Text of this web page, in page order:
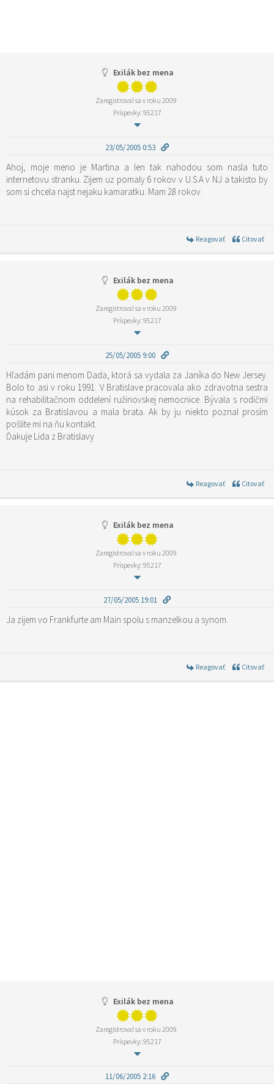
Exilák bez mena
Zaregistroval sa v roku 2009
Príspevky: 95217
23/05/2005 0:53
Ahoj, moje meno je Martina a len tak nahodou som nasla tuto
internetovu stranku. Zijem uz pomaly 6 rokov v U.S.A v NJ a takisto by
som si chcela najst nejaku kamaratku. Mam 28 rokov.
Reagovať Citovať
Exilák bez mena
Zaregistroval sa v roku 2009
Príspevky: 95217
25/05/2005 9:00
Hľadám pani menom Dada, ktorá sa vydala za Janíka do New Jersey.
Bolo to asi v roku 1991. V Bratislave pracovala ako zdravotna sestra
na rehabilitačnom oddelení ružinovskej nemocnice. Bývala s rodičmi
kúsok za Bratislavou a mala brata. Ak by ju niekto poznal prosím
pošlite mi na ňu kontakt.
Ďakuje Lida z Bratislavy
Reagovať Citovať
Exilák bez mena
Zaregistroval sa v roku 2009
Príspevky: 95217
27/05/2005 19:01
Ja zijem vo Frankfurte am Main spolu s manzelkou a synom.
Reagovať Citovať
Exilák bez mena
Zaregistroval sa v roku 2009
Príspevky: 95217
11/06/2005 2:16